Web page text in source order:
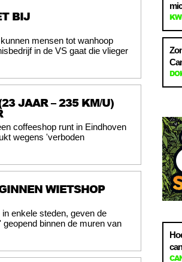
BIJ
mensen tot wanhoop
in de VS gaat die vlieger
JAAR – 235 KM/U)
coffeeshop runt in Eindhoven
wegens 'verboden
WIETSHOP
enkele steden, geven de
binnen de muren van